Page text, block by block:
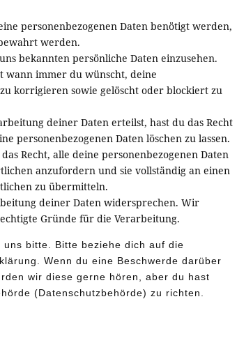
personenbezogenen Daten benötigt werden,
werden.
bekannten persönliche Daten einzusehen.
wann immer du wünscht, deine
korrigieren sowie gelöscht oder blockiert zu
deiner Daten erteilst, hast du das Recht
personenbezogenen Daten löschen zu lassen.
Recht, alle deine personenbezogenen Daten
anzufordern und sie vollständig an einen
zu übermitteln.
deiner Daten widersprechen. Wir
Gründe für die Verarbeitung.
bitte. Bitte beziehe dich auf die
Wenn du eine Beschwerde darüber
wir diese gerne hören, aber du hast
(Datenschutzbehörde) zu richten.